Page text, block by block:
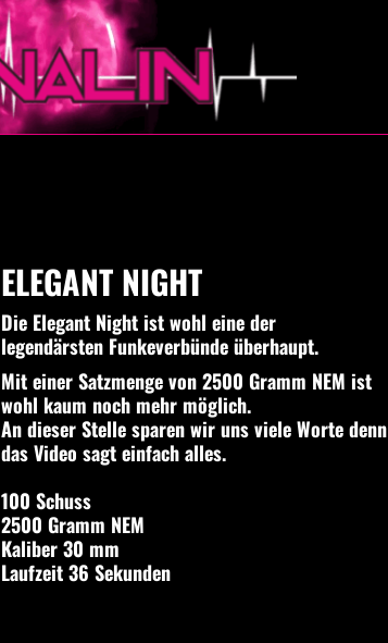
ELEGANT NIGHT
Die Elegant Night ist wohl eine der
legendärsten Funkeverbünde überhaupt.
Mit einer Satzmenge von 2500 Gramm NEM ist
wohl kaum noch mehr möglich.
An dieser Stelle sparen wir uns viele Worte denn
das Video sagt einfach alles.
100 Schuss
2500 Gramm NEM
Kaliber 30 mm
Laufzeit 36 Sekunden